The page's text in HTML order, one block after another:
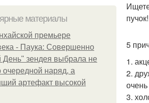
материалы
премьере
- Паука: Совершенно
зендея выбрала не
очередной наряд, а
артефакт высокой
пучок!
5
1.
2.
3.